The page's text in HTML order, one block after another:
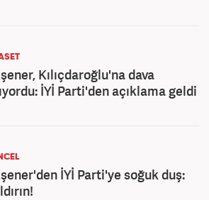
Kılıçdaroğlu'na dava
İYİ Parti'den açıklama geldi
İYİ Parti'ye soğuk duş: